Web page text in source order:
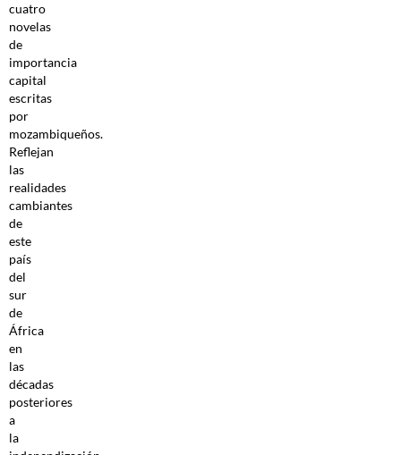
cuatro
novelas
de
importancia
capital
escritas
por
mozambiqueños.
Reflejan
las
realidades
cambiantes
de
este
país
del
sur
de
África
en
las
décadas
posteriores
a
la